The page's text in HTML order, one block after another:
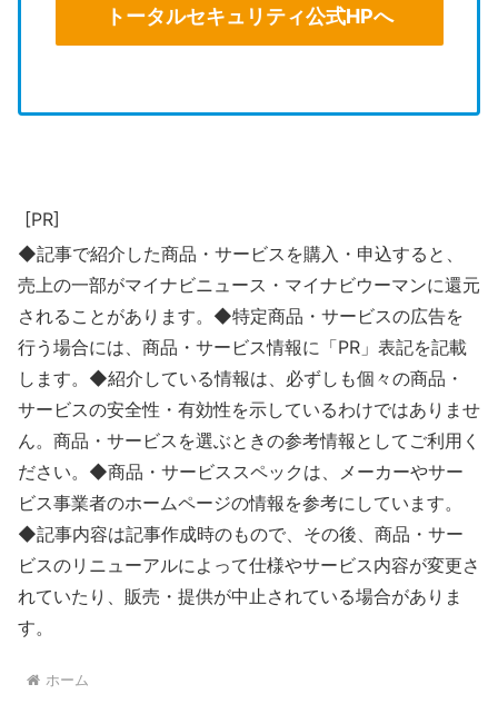
トータルセキュリティ公式HPへ
[PR]
◆記事で紹介した商品・サービスを購入・申込すると、
売上の一部がマイナビニュース・マイナビウーマンに還元
されることがあります。◆特定商品・サービスの広告を
行う場合には、商品・サービス情報に「PR」表記を記載
します。◆紹介している情報は、必ずしも個々の商品・
サービスの安全性・有効性を示しているわけではありませ
ん。商品・サービスを選ぶときの参考情報としてご利用く
ださい。◆商品・サービススペックは、メーカーやサー
ビス事業者のホームページの情報を参考にしています。
◆記事内容は記事作成時のもので、その後、商品・サー
ビスのリニューアルによって仕様やサービス内容が変更さ
れていたり、販売・提供が中止されている場合がありま
す。
ホーム